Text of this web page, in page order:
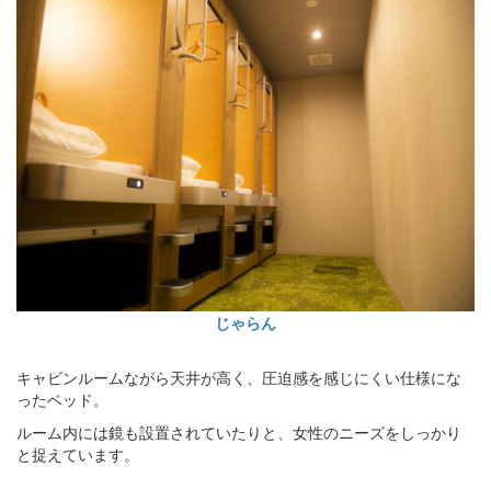
じゃらん
キャビンルームながら天井が高く、圧迫感を感じにくい仕様にな
ったベッド。
ルーム内には鏡も設置されていたりと、女性のニーズをしっかり
と捉えています。